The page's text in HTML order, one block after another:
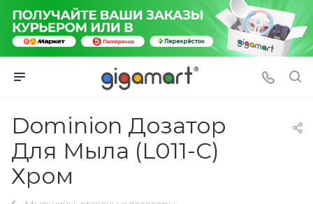
Dominion Дозатор
Для Мыла (L011-C)
Хром